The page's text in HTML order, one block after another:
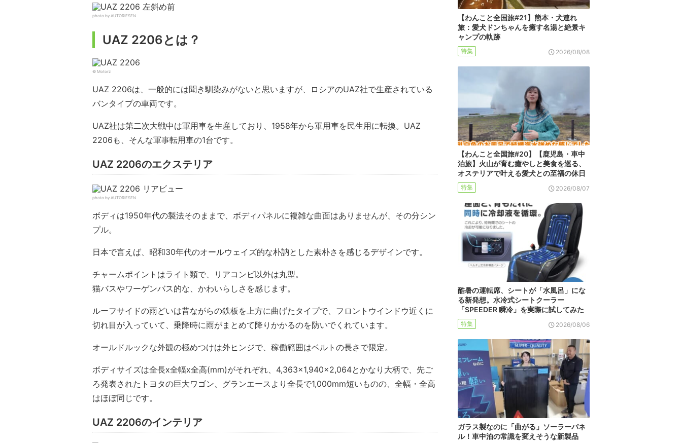
photo by AUTORIESEN
UAZ 2206とは？
© Motorz
UAZ 2206は、一般的には聞き馴染みがないと思いますが、ロシアのUAZ社で生産されている
バンタイプの車両です。
UAZ社は第二次大戦中は軍用車を生産しており、1958年から軍用車を民生用に転換。UAZ
2206も、そんな軍事転用車の1台です。
UAZ 2206のエクステリア
photo by AUTORIESEN
ボディは1950年代の製法そのままで、ボディパネルに複雑な曲面はありませんが、その分シン
プル。
日本で言えば、昭和30年代のオールウェイズ的な朴訥とした素朴さを感じるデザインです。
チャームポイントはライト類で、リアコンビ以外は丸型。
猫バスやワーゲンバス的な、かわいらしさを感じます。
ルーフサイドの雨どいは昔ながらの鉄板を上方に曲げたタイプで、フロントウインドウ近くに
切れ目が入っていて、乗降時に雨がまとめて降りかかるのを防いでくれています。
オールドルックな外観の極めつけは外ヒンジで、稼働範囲はベルトの長さで限定。
ボディサイズは全長x全幅x全高(mm)がそれぞれ、4,363×1,940×2,064とかなり大柄で、先ご
ろ発表されたトヨタの巨大ワゴン、グランエースより全長で1,000mm短いものの、全幅・全高
はほぼ同じです。
UAZ 2206のインテリア
【わんこと全国旅#21】熊本・犬連れ
旅：愛犬ドンちゃんを癒す名湯と絶景キ
ャンプの軌跡
特集 2026/08/08
【わんこと全国旅#20】【鹿児島・車中
泊旅】火山が育む癒やしと美食を巡る、
オステリアで叶える愛犬との至福の休日
特集 2026/08/07
酷暑の運転席、シートが「水風呂」にな
る新発想。水冷式シートクーラー
「SPEEDER 瞬冷」を実際に試してみた
特集 2026/08/06
ガラス製なのに「曲がる」ソーラーパネ
ル！車中泊の常識を変えそうな新製品